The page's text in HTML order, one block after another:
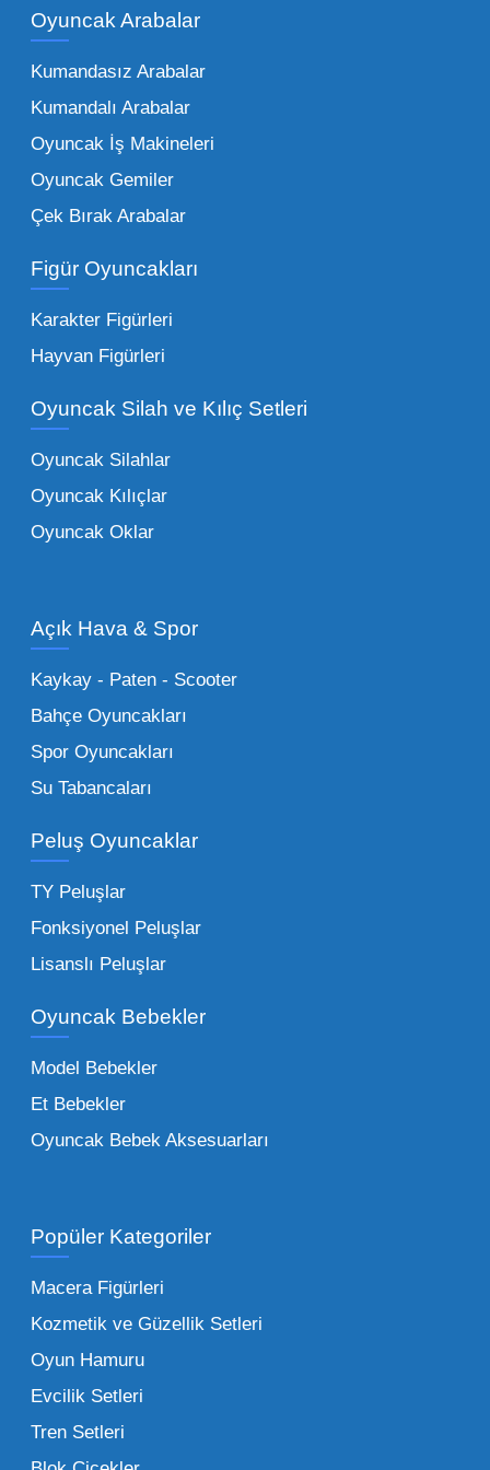
kadar zengindir. Bir mağazanın veya eğitim
çeşitliliği ile doğru orantılıdır. İşte Mega
Oyuncak bünyesinde öne çıkan ve en çok
tercih edilen kategorilerimiz:
Peluş Oyuncaklar:
vazgeçilmezi olan yumuşak dokulu sevilen
seçeneklerimizi keşfederek koleksiyonunuza
en sevilen karakterleri ekleyebilirsiniz.
Eğitici Setler:
tarafından tercih edilentoptan eğitici
ebeveynlerin son yıllarda en çok satın aldığı
ürün grupları arasında yer almaktadır.
Oyuncak Araçlar:
stok imkanımızla sunulmaktadır.
Küçük Oyuncaklar:
sağlayan toptan küçük oyuncaklar, bakkallar,
Bu kategorideki küçük oyuncaklar toptan
alımlarda çok düşük maliyetlerle yüksek
adetli stok yapmanıza olanak tanır. Özellikle
sürpriz paketler ve figürler, çocukların
harçlıklarıyla kolayca alabildiği ürünlerdir.
Çocuk Oyuncakları Toptan Seçenekleri:
Bebeklik döneminden ergenliğe kadar geniş
toptan tedariği yaparken, piyasadaki en son
figürlerden geleneksel oyun setlerine kadar
her şeyi portföyümüzde bulabilirsiniz.
İşletmeler için toptan oyuncak satış ve alımı
şüphesiz ki birim maliyetin düşmesidir.
Oyuncak toptan kanalına geçildiğinde,
perakende satış fiyatı ile alış fiyatı arasındaki
makas açılır ve bu da ciddi kâr marjları elde
edilmesini sağlar. Toplu alımlarda uygulanan
Oyuncak Arabalar
Kumandasız Arabalar
Kumandalı Arabalar
Oyuncak İş Makineleri
Oyuncak Gemiler
Çek Bırak Arabalar
Figür Oyuncakları
Karakter Figürleri
Hayvan Figürleri
Oyuncak Silah ve Kılıç Setleri
Oyuncak Silahlar
Oyuncak Kılıçlar
Oyuncak Oklar
Açık Hava & Spor
Kaykay - Paten - Scooter
Bahçe Oyuncakları
Spor Oyuncakları
Su Tabancaları
Peluş Oyuncaklar
TY Peluşlar
Fonksiyonel Peluşlar
Lisanslı Peluşlar
Oyuncak Bebekler
Model Bebekler
Et Bebekler
Oyuncak Bebek Aksesuarları
Popüler Kategoriler
Macera Figürleri
Kozmetik ve Güzellik Setleri
Oyun Hamuru
Evcilik Setleri
Tren Setleri